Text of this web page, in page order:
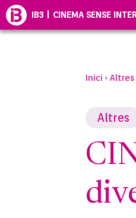
IB3 | CINEMA SENSE
Inici › Altres
Altres